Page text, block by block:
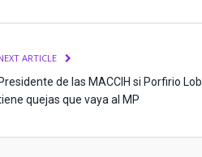
ARTICLE
Presidente de las MACCIH si Porfirio
quejas que vaya al MP